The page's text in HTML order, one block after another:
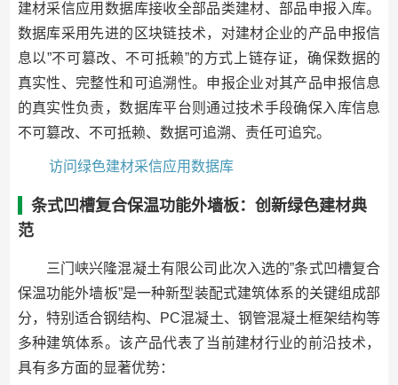
建材采信应用数据库接收全部品类建材、部品申报入库。
数据库采用先进的区块链技术，对建材企业的产品申报信
息以”不可篡改、不可抵赖”的方式上链存证，确保数据的
真实性、完整性和可追溯性。申报企业对其产品申报信息
的真实性负责，数据库平台则通过技术手段确保入库信息
不可篡改、不可抵赖、数据可追溯、责任可追究。
访问绿色建材采信应用数据库
条式凹槽复合保温功能外墙板：创新绿色建材典
范
三门峡兴隆混凝土有限公司此次入选的”条式凹槽复合
保温功能外墙板”是一种新型装配式建筑体系的关键组成部
分，特别适合钢结构、PC混凝土、钢管混凝土框架结构等
多种建筑体系。该产品代表了当前建材行业的前沿技术，
具有多方面的显著优势：